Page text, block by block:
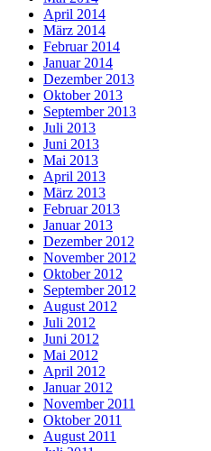
April 2014
März 2014
Februar 2014
Januar 2014
Dezember 2013
Oktober 2013
September 2013
Juli 2013
Juni 2013
Mai 2013
April 2013
März 2013
Februar 2013
Januar 2013
Dezember 2012
November 2012
Oktober 2012
September 2012
August 2012
Juli 2012
Juni 2012
Mai 2012
April 2012
Januar 2012
November 2011
Oktober 2011
August 2011